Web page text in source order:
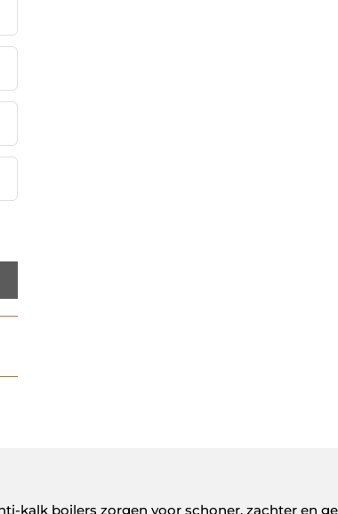
kalk boilers zorgen voor schoner, zachter en